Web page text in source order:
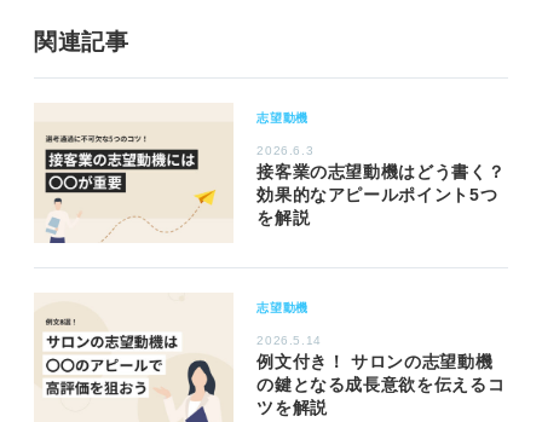
関連記事
志望動機
2026.6.3
接客業の志望動機はどう書く？
効果的なアピールポイント5つ
を解説
志望動機
2026.5.14
例文付き！ サロンの志望動機
の鍵となる成長意欲を伝えるコ
ツを解説